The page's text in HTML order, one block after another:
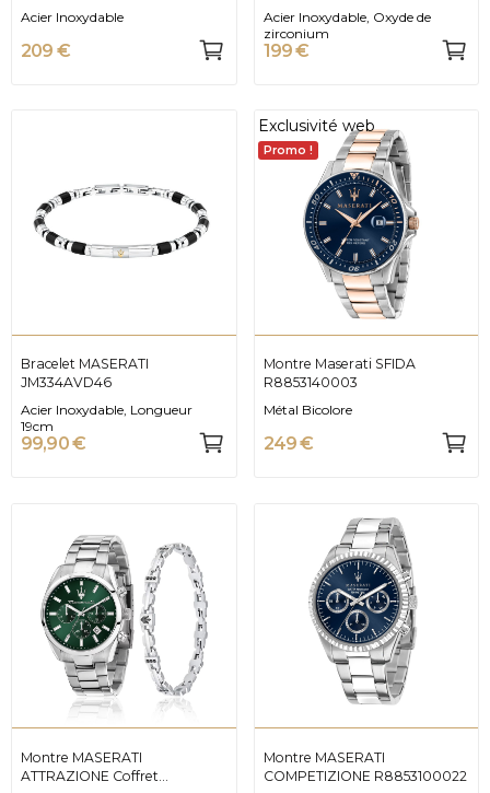
Acier Inoxydable
209 €
Acier Inoxydable, Oxyde de
zirconium
199 €
Bracelet MASERATI
JM334AVD46
Acier Inoxydable, Longueur
19cm
99,90 €
Exclusivité web
Promo !
Montre Maserati SFIDA
R8853140003
Métal Bicolore
249 €
Montre MASERATI
ATTRAZIONE Coffret
Montre MASERATI
COMPETIZIONE R8853100022